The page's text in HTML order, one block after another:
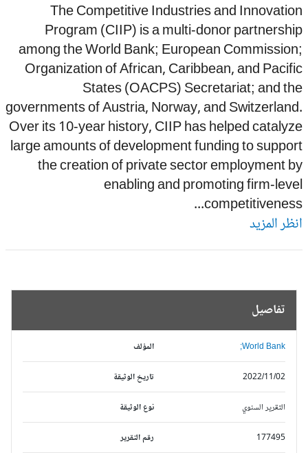
The Competitive Industries and
Program (CIIP) is a multi-donor
among the World Bank; European
Organization of African, Caribbean, and
States (OACPS) Secretariat; and
governments of Austria, Norway, and
Over its 10-year history, CIIP has helped
large amounts of development funding to
the creation of private sector employment
enabling and promoting firm-
المزيد
تفاصيل
المؤلف World Bank;
تاريخ الوثيقة 2022/11/02
نوع الوثيقة التقرير السنوي
رقم التقرير 177495